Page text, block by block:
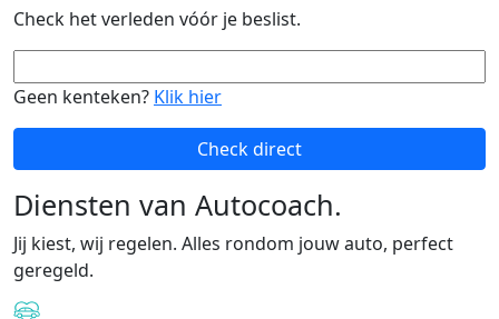
Check het verleden vóór je beslist.
Geen kenteken? Klik hier
Check direct
Diensten van Autocoach.
Jij kiest, wij regelen. Alles rondom jouw auto, perfect
geregeld.